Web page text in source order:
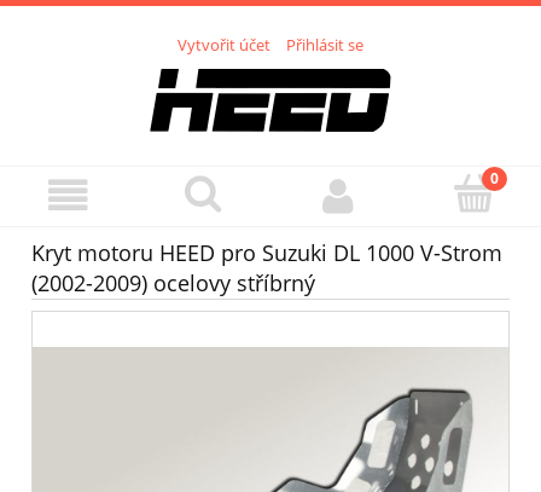
Vytvořit účet Přihlásit se
Kryt motoru HEED pro Suzuki DL 1000 V-Strom
(2002-2009) ocelovy stříbrný